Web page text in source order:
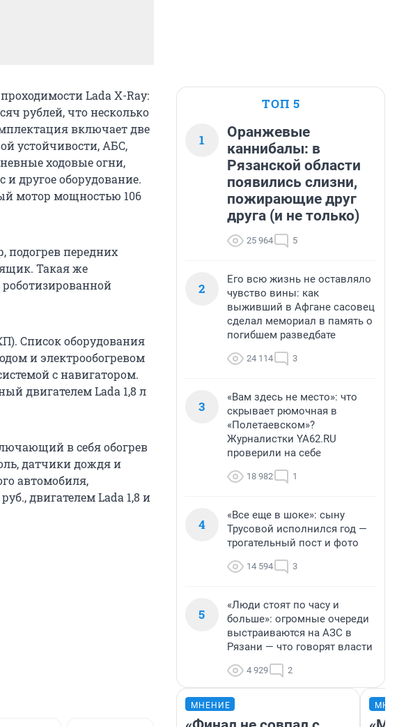
Lada X-Ray:
рублей, что несколько
включает две
устойчивости, АБС,
ходовые огни,
другое оборудование.
мотор мощностью 106
подогрев передних
Такая же
Cписок оборудования
и электрообогревом
с навигатором.
двигателем Lada 1,8 л
в себя обогрев
датчики дождя и
автомобиля,
двигателем Lada 1,8 и
ТОП 5
1
Оранжевые
каннибалы: в
Рязанской области
появились слизни,
пожирающие друг
друга (и не только)
25 964 5
2
Его всю жизнь не оставляло
чувство вины: как
выживший в Афгане сасовец
сделал мемориал в память о
погибшем разведбате
24 114 3
3
«Вам здесь не место»: что
скрывает рюмочная в
«Полетаевском»?
Журналистки YA62.RU
проверили на себе
18 982 1
4
«Все еще в шоке»: сыну
Трусовой исполнился год —
трогательный пост и фото
14 594 3
5
«Люди стоят по часу и
больше»: огромные очереди
выстраиваются на АЗС в
Рязани — что говорят власти
4 929 2
МНЕНИЕ